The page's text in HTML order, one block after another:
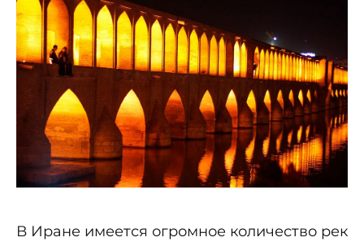
В Иране имеется огромное количество рек